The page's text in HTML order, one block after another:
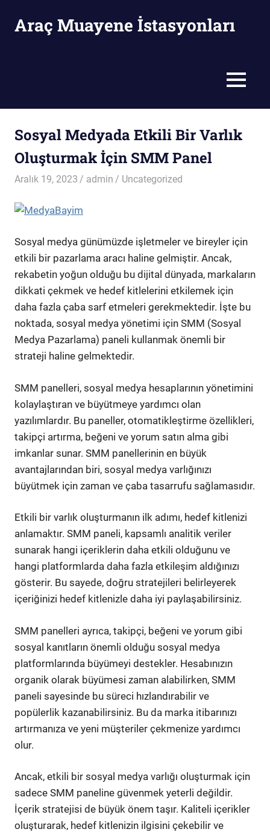
Araç Muayene İstasyonları
MENU
Sosyal Medyada Etkili Bir Varlık
Oluşturmak İçin SMM Panel
Aralık 19, 2023 admin Uncategorized
Sosyal medya günümüzde işletmeler ve bireyler için
etkili bir pazarlama aracı haline gelmiştir. Ancak,
rekabetin yoğun olduğu bu dijital dünyada, markaların
dikkati çekmek ve hedef kitlelerini etkilemek için
daha fazla çaba sarf etmeleri gerekmektedir. İşte bu
noktada, sosyal medya yönetimi için SMM (Sosyal
Medya Pazarlama) paneli kullanmak önemli bir
strateji haline gelmektedir.
SMM panelleri, sosyal medya hesaplarının yönetimini
kolaylaştıran ve büyütmeye yardımcı olan
yazılımlardır. Bu paneller, otomatikleştirme özellikleri,
takipçi artırma, beğeni ve yorum satın alma gibi
imkanlar sunar. SMM panellerinin en büyük
avantajlarından biri, sosyal medya varlığınızı
büyütmek için zaman ve çaba tasarrufu sağlamasıdır.
Etkili bir varlık oluşturmanın ilk adımı, hedef kitlenizi
anlamaktır. SMM paneli, kapsamlı analitik veriler
sunarak hangi içeriklerin daha etkili olduğunu ve
hangi platformlarda daha fazla etkileşim aldığınızı
gösterir. Bu sayede, doğru stratejileri belirleyerek
içeriğinizi hedef kitlenizle daha iyi paylaşabilirsiniz.
SMM panelleri ayrıca, takipçi, beğeni ve yorum gibi
sosyal kanıtların önemli olduğu sosyal medya
platformlarında büyümeyi destekler. Hesabınızın
organik olarak büyümesi zaman alabilirken, SMM
paneli sayesinde bu süreci hızlandırabilir ve
popülerlik kazanabilirsiniz. Bu da marka itibarınızı
artırmanıza ve yeni müşteriler çekmenize yardımcı
olur.
Ancak, etkili bir sosyal medya varlığı oluşturmak için
sadece SMM paneline güvenmek yeterli değildir.
İçerik stratejisi de büyük önem taşır. Kaliteli içerikler
oluşturarak, hedef kitlenizin ilgisini çekebilir ve